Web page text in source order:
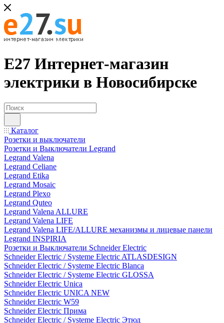
Е27 Интернет-магазин
электрики в Новосибирске
Каталог
Розетки и выключатели
Розетки и Выключатели Legrand
Legrand Valena
Legrand Celiane
Legrand Etika
Legrand Mosaic
Legrand Plexo
Legrand Quteo
Legrand Valena ALLURE
Legrand Valena LIFE
Legrand Valena LIFE/ALLURE механизмы и лицевые панели
Legrand INSPIRIA
Розетки и Выключатели Schneider Electric
Schneider Electric / Systeme Electric ATLASDESIGN
Schneider Electric / Systeme Electric Blanca
Schneider Electric / Systeme Electric GLOSSA
Schneider Electric Unica
Schneider Electric UNICA NEW
Schneider Electric W59
Schneider Electric Прима
Schneider Electric / Systeme Electric Этюд